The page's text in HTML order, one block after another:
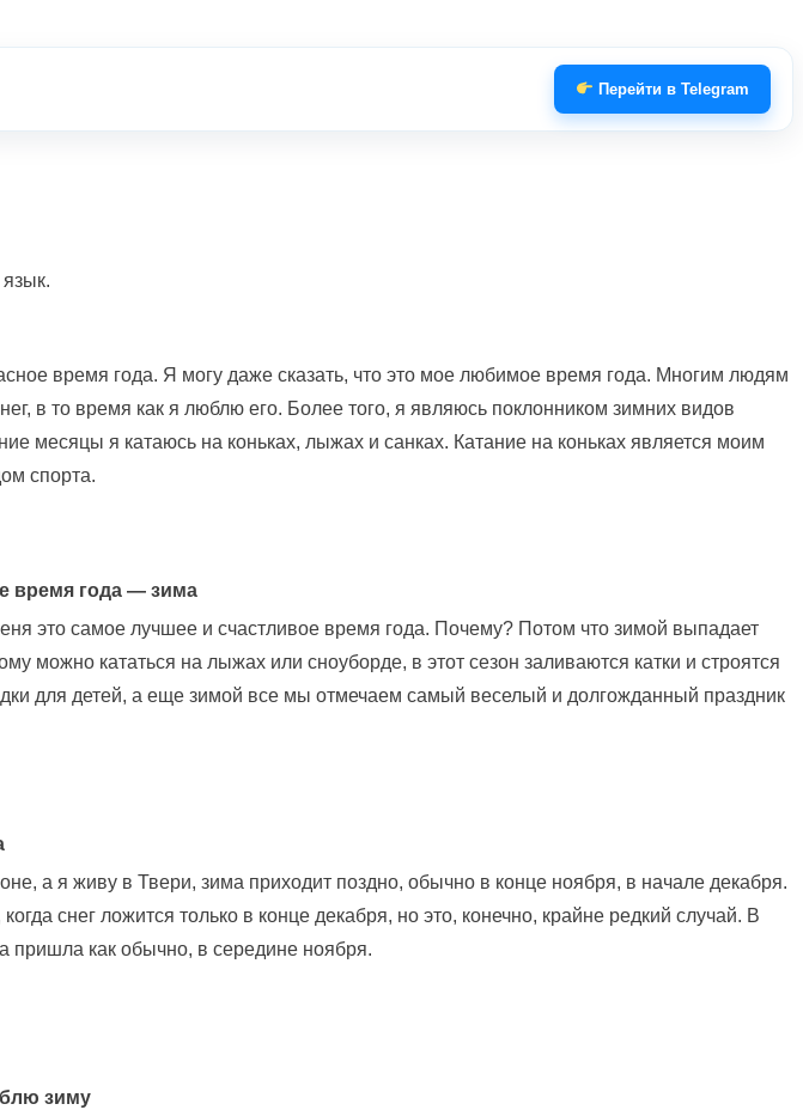
Перейти в Telegram
время года. Я могу даже сказать, что это мое любимое время года. Многим людям
в то время как я люблю его. Более того, я являюсь поклонником зимних видов
месяцы я катаюсь на коньках, лыжах и санках. Катание на коньках является моим
спорта.
время года — зима
это самое лучшее и счастливое время года. Почему? Потом что зимой выпадает
можно кататься на лыжах или сноуборде, в этот сезон заливаются катки и строятся
для детей, а еще зимой все мы отмечаем самый веселый и долгожданный праздник
а я живу в Твери, зима приходит поздно, обычно в конце ноября, в начале декабря.
снег ложится только в конце декабря, но это, конечно, крайне редкий случай. В
пришла как обычно, в середине ноября.
зиму